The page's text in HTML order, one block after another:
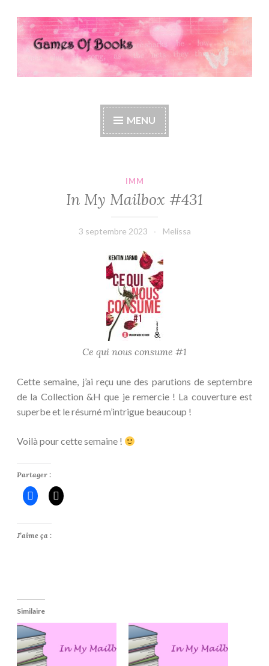
Accéder
au
contenu
Games Of Books
MENU
IMM
In My Mailbox #431
3 septembre 2023 Melissa
Ce qui nous consume #1
Cette semaine, j’ai reçu une des parutions de septembre
de la Collection &H que je remercie ! La couverture est
superbe et le résumé m’intrigue beaucoup !
Voilà pour cette semaine !
Partager :
J’aime ça :
Similaire